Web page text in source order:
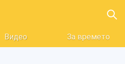
Видео За времето